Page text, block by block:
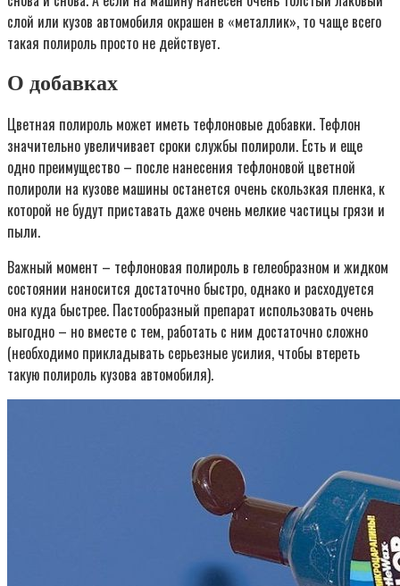
слой или кузов автомобиля окрашен в «металлик», то чаще всего
такая полироль просто не действует.
О добавках
Цветная полироль может иметь тефлоновые добавки. Тефлон
значительно увеличивает сроки службы полироли. Есть и еще
одно преимущество – после нанесения тефлоновой цветной
полироли на кузове машины останется очень скользкая пленка, к
которой не будут приставать даже очень мелкие частицы грязи и
пыли.
Важный момент – тефлоновая полироль в гелеобразном и жидком
состоянии наносится достаточно быстро, однако и расходуется
она куда быстрее. Пастообразный препарат использовать очень
выгодно – но вместе с тем, работать с ним достаточно сложно
(необходимо прикладывать серьезные усилия, чтобы втереть
такую полироль кузова автомобиля).